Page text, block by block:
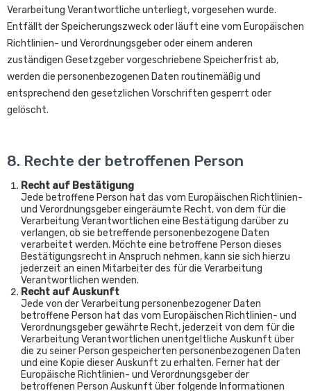
Verarbeitung Verantwortliche unterliegt, vorgesehen wurde.
Entfällt der Speicherungszweck oder läuft eine vom Europäischen
Richtlinien- und Verordnungsgeber oder einem anderen
zuständigen Gesetzgeber vorgeschriebene Speicherfrist ab,
werden die personenbezogenen Daten routinemäßig und
entsprechend den gesetzlichen Vorschriften gesperrt oder
gelöscht.
8. Rechte der betroffenen Person
Recht auf Bestätigung
Jede betroffene Person hat das vom Europäischen Richtlinien-
und Verordnungsgeber eingeräumte Recht, von dem für die
Verarbeitung Verantwortlichen eine Bestätigung darüber zu
verlangen, ob sie betreffende personenbezogene Daten
verarbeitet werden. Möchte eine betroffene Person dieses
Bestätigungsrecht in Anspruch nehmen, kann sie sich hierzu
jederzeit an einen Mitarbeiter des für die Verarbeitung
Verantwortlichen wenden.
Recht auf Auskunft
Jede von der Verarbeitung personenbezogener Daten
betroffene Person hat das vom Europäischen Richtlinien- und
Verordnungsgeber gewährte Recht, jederzeit von dem für die
Verarbeitung Verantwortlichen unentgeltliche Auskunft über
die zu seiner Person gespeicherten personenbezogenen Daten
und eine Kopie dieser Auskunft zu erhalten. Ferner hat der
Europäische Richtlinien- und Verordnungsgeber der
betroffenen Person Auskunft über folgende Informationen